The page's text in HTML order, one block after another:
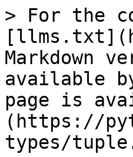
> For the
Markdown
available
page is
(https://
types/